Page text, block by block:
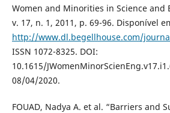
Women and Minorities in Science
v. 17, n. 1, 2011, p. 69-96. Disponível
http://www.dl.begellhouse.com/
ISSN 1072-8325. DOI:
10.1615/
08/04/2020.
FOUAD, Nadya A. et al. “Barriers and